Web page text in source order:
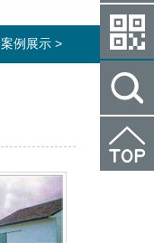
案例展示 >